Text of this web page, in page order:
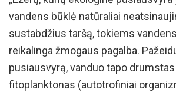
vandens būklė natūraliai
sustabdžius taršą, tokiems
reikalinga žmogaus pagalba.
pusiausvyrą, vanduo tapo
fitoplanktonas (autotrofiniai